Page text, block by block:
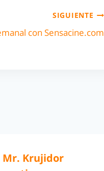
SIGUIENTE
con Sensacine.com
Mr. Krujidor